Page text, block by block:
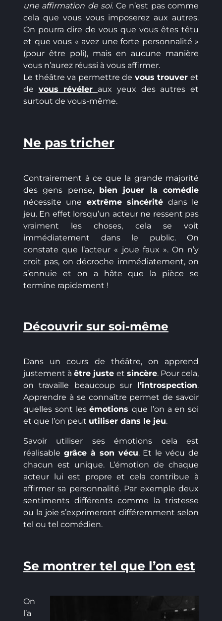
une affirmation de soi. Ce n’est pas comme
cela que vous vous imposerez aux autres.
On pourra dire de vous que vous êtes têtu
et que vous « avez une forte personnalité »
(pour être poli), mais en aucune manière
vous n’aurez réussi à vous affirmer.
Le théâtre va permettre de vous trouver et
de vous révéler aux yeux des autres et
surtout de vous-même.
Ne pas tricher
Contrairement à ce que la grande majorité
des gens pense, bien jouer la comédie
nécessite une extrême sincérité dans le
jeu. En effet lorsqu’un acteur ne ressent pas
vraiment les choses, cela se voit
immédiatement dans le public. On
constate que l’acteur « joue faux ». On n’y
croit pas, on décroche immédiatement, on
s’ennuie et on a hâte que la pièce se
termine rapidement !
Découvrir sur soi-même
Dans un cours de théâtre, on apprend
justement àêtre juste et sincère. Pour cela,
on travaille beaucoup sur l’introspection.
Apprendre à se connaître permet de savoir
quelles sont lesémotions que l’on a en soi
et que l’on peut utiliser dans le jeu.
Savoir utiliser ses émotions cela est
réalisable grâce à son vécu. Et le vécu de
chacun est unique. L’émotion de chaque
acteur lui est propre et cela contribue à
affirmer sa personnalité. Par exemple deux
sentiments différents comme la tristesse
ou la joie s’exprimeront différemment selon
tel ou tel comédien.
Se montrer tel que l’on est
On
l’a